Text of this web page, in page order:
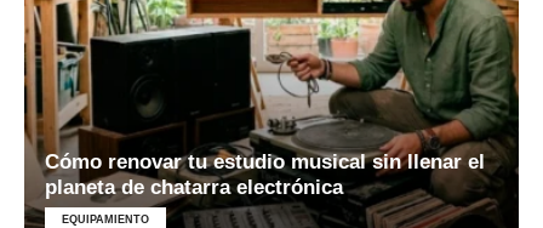
Cómo renovar tu estudio musical sin llenar el
planeta de chatarra electrónica
EQUIPAMIENTO